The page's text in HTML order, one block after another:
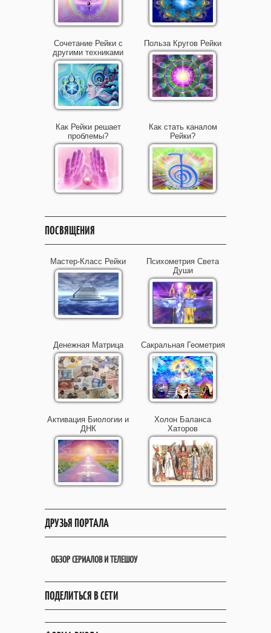
Сочетание Рейки с
другими техниками
Польза Кругов Рейки
Как Рейки решает
проблемы?
Как стать каналом
Рейки?
ПОСВЯЩЕНИЯ
Мастер-Класс Рейки
Психометрия Света
Души
Денежная Матрица Сакральная Геометрия
Активация Биологии и
ДНК
Холон Баланса
Хаторов
ДРУЗЬЯ ПОРТАЛА
ОБЗОР СЕРИАЛОВ И ТЕЛЕШОУ
ПОДЕЛИТЬСЯ В СЕТИ